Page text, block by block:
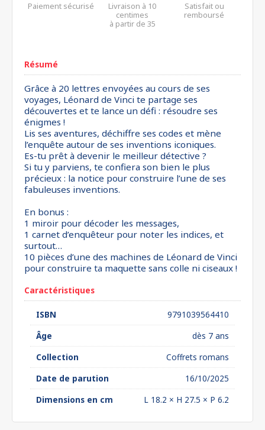
Paiement sécurisé
Livraison à 10
centimes
à partir de 35
Satisfait ou
remboursé
Résumé
Grâce à 20 lettres envoyées au cours de ses
voyages, Léonard de Vinci te partage ses
découvertes et te lance un défi : résoudre ses
énigmes !
Lis ses aventures, déchiffre ses codes et mène
l’enquête autour de ses inventions iconiques.
Es-tu prêt à devenir le meilleur détective ?
Si tu y parviens, te confiera son bien le plus
précieux : la notice pour construire l’une de ses
fabuleuses inventions.
En bonus :
1 miroir pour décoder les messages,
1 carnet d’enquêteur pour noter les indices, et
surtout…
10 pièces d’une des machines de Léonard de Vinci
pour construire ta maquette sans colle ni ciseaux !
Caractéristiques
ISBN
9791039564410
Âge
dès 7 ans
Collection
Coffrets romans
Date de parution
16/10/2025
Dimensions en cm
L 18.2 × H 27.5 × P 6.2